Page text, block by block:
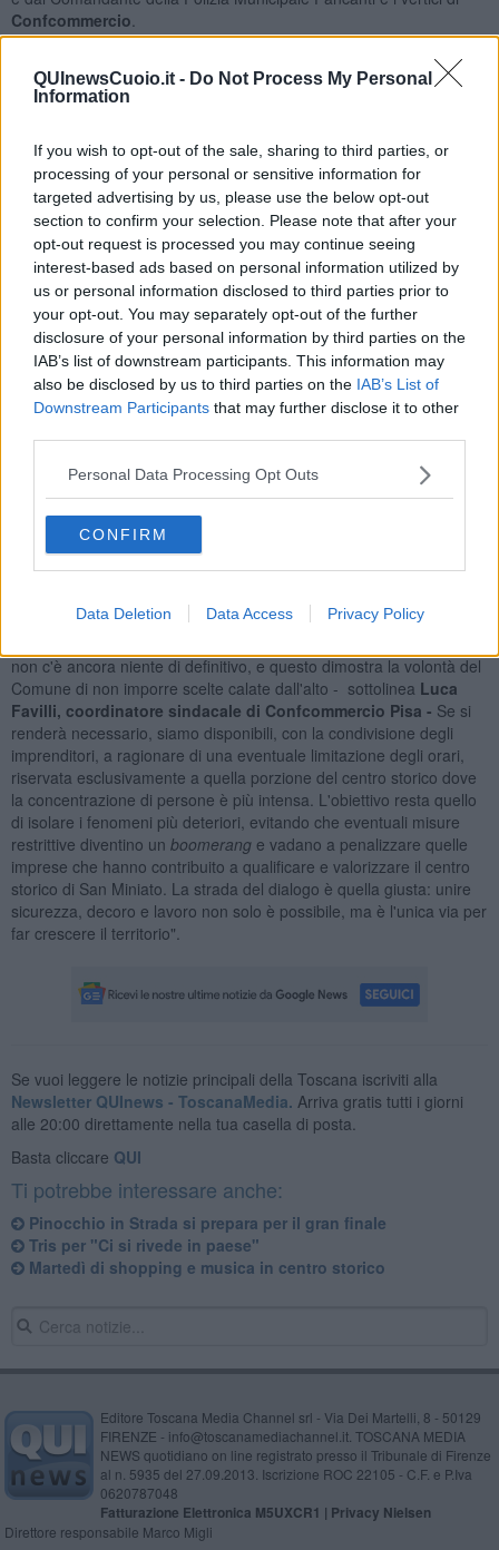
QUInewsCuoio.it - Do Not Process My Personal
Information
If you wish to opt-out of the sale, sharing to third parties, or
processing of your personal or sensitive information for
targeted advertising by us, please use the below opt-out
section to confirm your selection. Please note that after your
opt-out request is processed you may continue seeing
interest-based ads based on personal information utilized by
us or personal information disclosed to third parties prior to
your opt-out. You may separately opt-out of the further
disclosure of your personal information by third parties on the
IAB’s list of downstream participants. This information may
also be disclosed by us to third parties on the IAB’s List of
Downstream Participants that may further disclose it to other
Personal Data Processing Opt Outs
CONFIRM
Data Deletion Data Access Privacy Policy
Confcommercio
estremamente positivo, volto a tutelare l'assoluto livello del tessuto
commerciale sanminiatese. L'analisi si è concentrata in particolare
messe in campo nelle ultime due settimane, grazie a un presidio
fisso della Polizia Municipale e all'attivazione di un servizio di
steward, hanno già dato riscontri ampiamente positivi, fungendo da
efficace deterrente contro gli eccessi.
A questo si aggiunge la nuova ordinanza comunale,valida fino al
30 Settembre , che vieta la vendita da asporto di bevande in vetro,
consentendone invece la somministrazione all'interno dei locali o
nei tavoli all'aperto regolarmente concessi.
"Siamo pienamente in sintonia con la linea tracciata
frequentazione del centro che sia in linea con il prestigio, la storia e
la qualità che San Miniato esprime. Nessuno vuole 'misure
ghigliottina' che penalizzino le attività, ma regole chiare a tutela di
tutti. L'introduzione degli steward e i controlli fissi stanno
funzionando molto bene. Accogliamo quindi con favore la proposta
di quello già sottoscritto a Pisa"
non c'è ancora niente di definitivo, e questo dimostra la volontà del
Comune di non imporre scelte calate dall'alto - sottolinea Luca
Favilli, coordinatore sindacale di Confcommercio Pisa - Se si
renderà necessario, siamo disponibili, con la condivisione degli
imprenditori, a ragionare di una eventuale limitazione degli orari,
riservata esclusivamente a quella porzione del centro storico dove
la concentrazione di persone è più intensa. L'obiettivo resta quello
di isolare i fenomeni più deteriori, evitando che eventuali misure
restrittive diventino un boomerang e vadano a penalizzare quelle
imprese che hanno contribuito a qualificare e valorizzare il centro
storico di San Miniato. La strada del dialogo è quella giusta: unire
sicurezza, decoro e lavoro non solo è possibile, ma è l'unica via per
far crescere il territorio".
Se vuoi leggere le notizie principali della Toscana iscriviti alla
Newsletter QUInews - ToscanaMedia. Arriva gratis tutti i giorni
alle 20:00 direttamente nella tua casella di posta.
Basta cliccare QUI
Ti potrebbe interessare anche:
Pinocchio in Strada si prepara per il gran finale
Tris per "Ci si rivede in paese"
Martedì di shopping e musica in centro storico
Editore Toscana Media Channel srl - Via Dei Martelli, 8 - 50129
FIRENZE - info@toscanamediachannel.it. TOSCANA MEDIA
NEWS quotidiano on line registrato presso il Tribunale di Firenze
al n. 5935 del 27.09.2013. Iscrizione ROC 22105 - C.F. e P.Iva
0620787048
Fatturazione Elettronica M5UXCR1 | Privacy Nielsen
Direttore responsabile Marco Migli